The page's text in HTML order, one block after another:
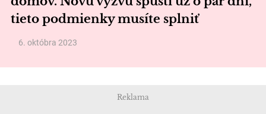
tieto podmienky musíte splniť
6. októbra 2023
Reklama